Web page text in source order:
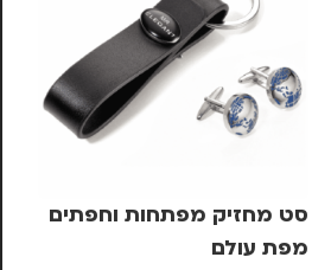
סט מחזיק מפתחות וחפתים
מפת עולם